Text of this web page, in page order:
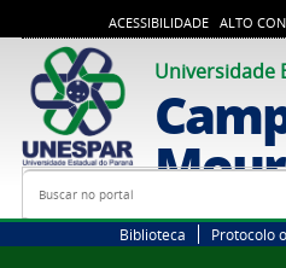
ACESSIBILIDADE ALTO
Universidade
Busca
Biblioteca Protocolo